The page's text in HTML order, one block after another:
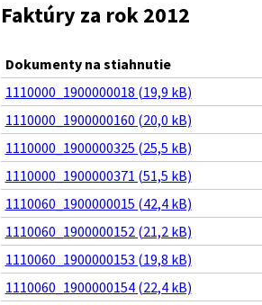
Faktúry za rok 2012
Dokumenty na stiahnutie
1110000_1900000018 (19,9 kB)
1110000_1900000160 (20,0 kB)
1110000_1900000325 (25,5 kB)
1110000_1900000371 (51,5 kB)
1110060_1900000015 (42,4 kB)
1110060_1900000152 (21,2 kB)
1110060_1900000153 (19,8 kB)
1110060_1900000154 (22,4 kB)